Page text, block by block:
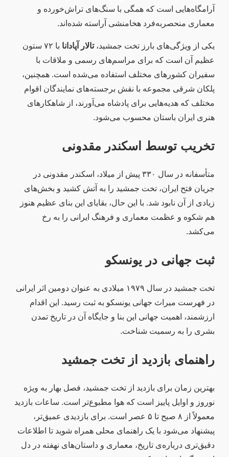
آرامگاه‌هایی است که همگی با سنگ‌های تراش‌خورده و
معماری منحصربه‌فرد هخامنشی آراسته شده‌اند.
یکی از ویژگی‌های بارز تخت جمشید،تالار آپادانا
با ۷۲ ستون
عظیم آن است که برای مراسم‌های رسمی و ملاقات با
سفیران کشورهای مختلف استفاده می‌شده است. همچنین،
پلکان شرقی مجموعه با نقش برجسته‌های نمایندگان اقوام
مختلف که هدیه‌هایی برای پادشاه می‌آورند، از شاهکارهای
هنری ایران باستان محسوب می‌شود.
تخریب توسط اسکندر مقدونی
متأسفانه در سال ۳۳۰ پیش از میلاد، اسکندر مقدونی در
جریان فتح ایران، تخت جمشید را به آتش کشید و بخش‌های
زیادی از آن نابود شد. با این حال، بقایای این بنای عظیم هنوز
هم شکوه و عظمت معماری و فرهنگ ایرانی را به رخ
می‌کشد.
ثبت جهانی در یونسکو
تخت جمشید در سال ۱۹۷۹ میلادی به عنوان دومین اثر ایرانی
در فهرست میراث جهانی یونسکو به ثبت رسید. این اقدام
ارزشمند، اهمیت جهانی این بنا و جایگاه آن در تاریخ تمدن
بشری را به رسمیت شناخت.
راهنمای بازدید از تخت جمشید
بهترین زمان برای بازدید از تخت جمشید، فصل بهار به ویژه
نوروز و اوایل پاییز است که هوا مطبوع‌تر است. ساعات بازدید
معمولاً از ۸ صبح تا ۵ عصر است. برای بازدیدی عمیق‌تر،
پیشنهاد می‌شود با یک راهنمای محلی همراه شوید تا اطلاعات
دقیق‌تری درباره‌ی تاریخ، معماری و داستان‌های نهفته در دل